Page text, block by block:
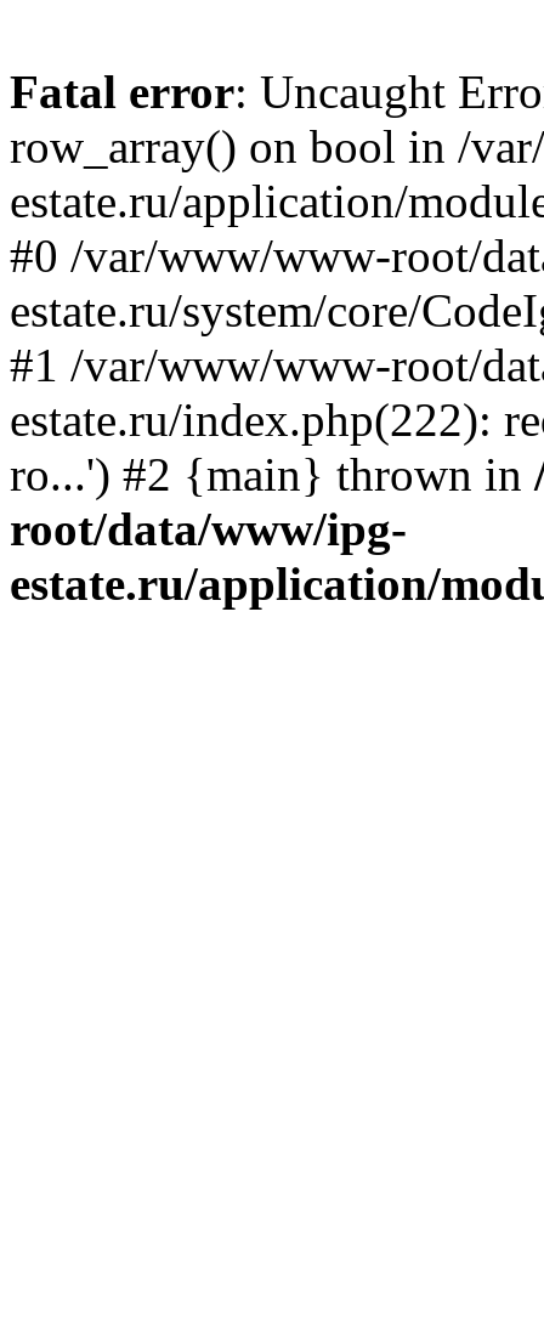
Fatal error: Uncaught
row_array() on bool in /
estate.ru/application/
#0 /var/www/www-root/
estate.ru/system/core/
#1 /var/www/www-root/
estate.ru/index.php(222):
ro...') #2 {main} thrown in
root/data/www/ipg-
estate.ru/application/